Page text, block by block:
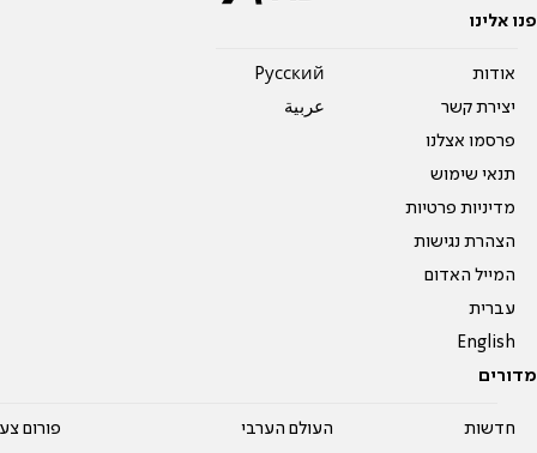
פנו אלינו
אודות
יצירת קשר
פרסמו אצלנו
תנאי שימוש
מדיניות פרטיות
הצהרת נגישות
המייל האדום
עברית
English
Pусский
عربية
מדורים
חדשות העולם הערבי פורום